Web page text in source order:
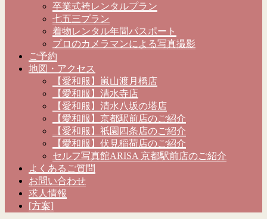
卒業式袴レンタルプラン
七五三プラン
着物レンタル年間パスポート
プロのカメラマンによる写真撮影
ご予約
地図・アクセス
【愛和服】嵐山渡月橋店
【愛和服】清水寺店
【愛和服】清水八坂の塔店
【愛和服】京都駅前店のご紹介
【愛和服】祇園四条店のご紹介
【愛和服】伏見稲荷店のご紹介
セルフ写真館ARISA 京都駅前店のご紹介
よくあるご質問
お問い合わせ
求人情報
[方案]